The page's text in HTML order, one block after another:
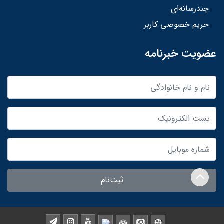
چندرسانه‌ای
حریم خصوصی کاربر
عضویت خبرنامه
ثبت‌نام